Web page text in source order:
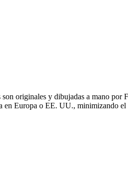
originales y dibujadas a mano
en Europa o EE. UU., minimizando